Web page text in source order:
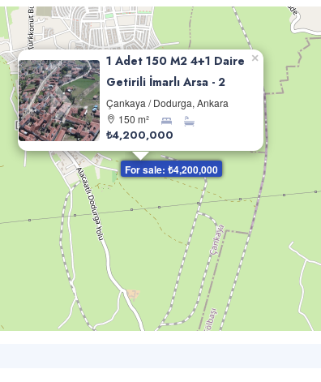
For sale: ₺4,200,000
1 Adet 150 M2 4+1 Daire
Getirili İmarlı Arsa - 2
Çankaya / Dodurga, Ankara
150 m²
₺4,200,000
×